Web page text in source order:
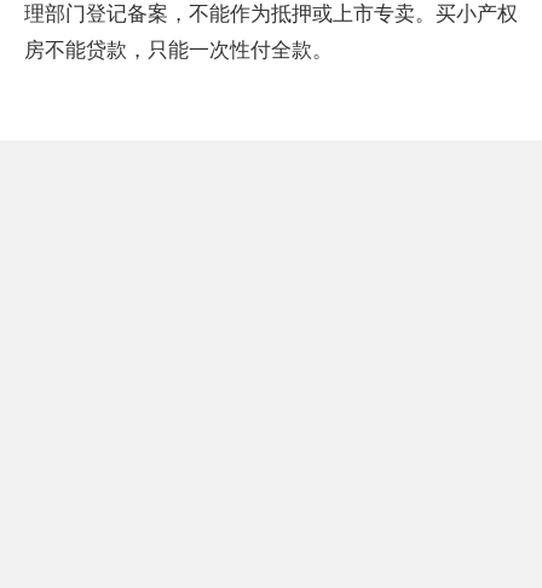
理部门登记备案，不能作为抵押或上市专卖。买小产权
房不能贷款，只能一次性付全款。